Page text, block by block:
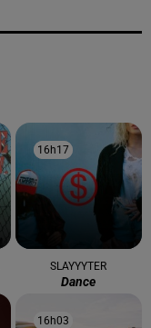
16h17
16h17
SLAYYYTER
Dance
16h03
16h03